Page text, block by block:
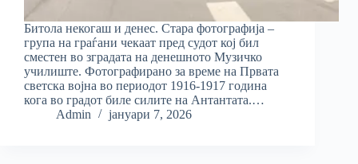
Битола некогаш и денес. Стара фотографија –
група на граѓани чекаат пред судот кој бил
сместен во зградата на денешното Музичко
училиште. Фотографирано за време на Првата
светска војна во периодот 1916-1917 година
кога во градот биле силите на Антантата.…
Admin
јануари 7, 2026